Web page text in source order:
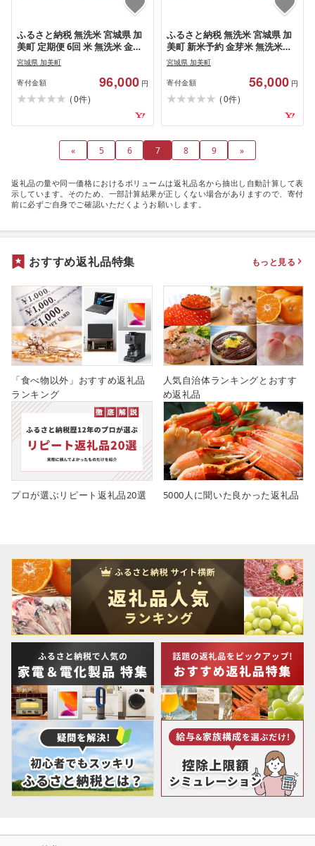
ふるさと納税 無洗米 宮城県 加
美町 定期便 6回 米 無洗米 金芽
米 令和7年 宮城県産 ひとめぼれ
計 24kg ( 4kg × 6回 ) 宮城県 加
美町 km-my-knm04-t6-r7 小…
宮城県 加美町
寄付金額 96,000 円
(0件)
ふるさと納税 無洗米 宮城県 加
美町 新米予約 金芽米 無洗米
20kg ( 5kg × 4袋 ) 令和8年 特別
栽培米 ひとめぼれ 宮城県 加美
産 宮城県 加美町 km-km-
knm20-…
宮城県 加美町
寄付金額 56,000 円
(0件)
« 5 6 7 8 9 »
返礼品の量や同一価格におけるボリュームは返礼品名から抽出し自動計算して表
示しています。そのため、一部計算結果が正しくない場合がありますので、寄付
前に必ずご自身でご確認いただくようお願いします。
おすすめ返礼品特集 もっと見る
「食べ物以外」おすすめ返礼品
ランキング
人気自治体ランキングとおすす
め返礼品
プロが選ぶリピート返礼品20選 5000人に聞いた良かった返礼品